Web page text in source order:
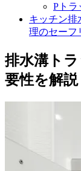
Pトラ
キッチン排
理のセーフ
排水溝ト
要性を解説